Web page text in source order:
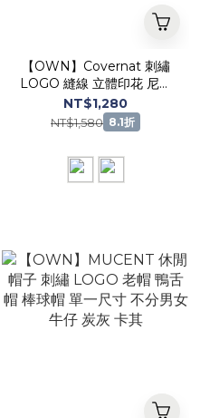
【OWN】Covernat 刺繡
LOGO 縫線 立體印花 尼龍
防潑水 棒球帽 經典 鴨舌 帽
子 老帽 單一尺寸 不分男女
深藍 芥末黃
NT$1,280
NT$1,580 8.1折